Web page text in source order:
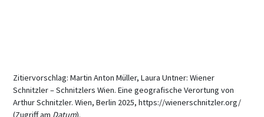
Zitiervorschlag: Martin Anton Müller, Laura Untner: Wiener
Schnitzler – Schnitzlers Wien. Eine geografische Verortung von
Arthur Schnitzler. Wien, Berlin 2025, https://wienerschnitzler.org/
(Zugriff am Datum).